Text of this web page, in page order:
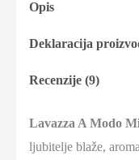
Opis
Deklaracija
Recenzije (9)
Lavazza A Modo
ljubitelje blaže,